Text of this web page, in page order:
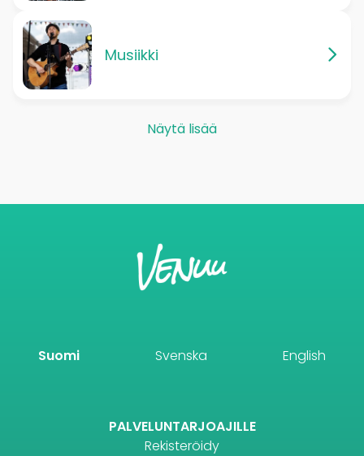
Musiikki
Näytä lisää
Suomi Svenska English
PALVELUNTARJOAJILLE
Rekisteröidy